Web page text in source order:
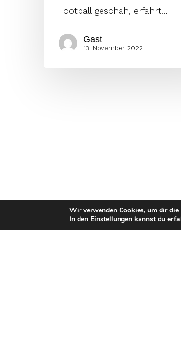
Football geschah, erfahrt…
Gast
13. November 2022
Wir verwenden Cookies, um dir
In den Einstellungen kannst du